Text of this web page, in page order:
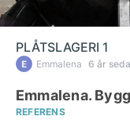
PLÅTSLAGERI 1
Emmalena 6 år
Emmalena.
REFERENS